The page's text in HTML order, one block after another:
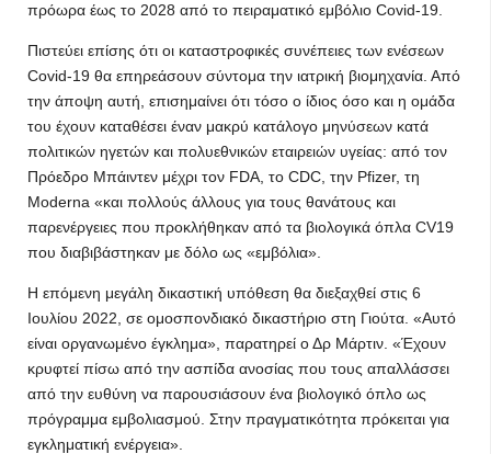
πρόωρα έως το 2028 από το πειραματικό εμβόλιο Covid-19.
Πιστεύει επίσης ότι οι καταστροφικές συνέπειες των ενέσεων
Covid-19 θα επηρεάσουν σύντομα την ιατρική βιομηχανία. Από
την άποψη αυτή, επισημαίνει ότι τόσο ο ίδιος όσο και η ομάδα
του έχουν καταθέσει έναν μακρύ κατάλογο μηνύσεων κατά
πολιτικών ηγετών και πολυεθνικών εταιρειών υγείας: από τον
Πρόεδρο Μπάιντεν μέχρι τον FDA, το CDC, την Pfizer, τη
Moderna «και πολλούς άλλους για τους θανάτους και
παρενέργειες που προκλήθηκαν από τα βιολογικά όπλα CV19
που διαβιβάστηκαν με δόλο ως «εμβόλια».
Η επόμενη μεγάλη δικαστική υπόθεση θα διεξαχθεί στις 6
Ιουλίου 2022, σε ομοσπονδιακό δικαστήριο στη Γιούτα. «Αυτό
είναι οργανωμένο έγκλημα», παρατηρεί ο Δρ Μάρτιν. «Έχουν
κρυφτεί πίσω από την ασπίδα ανοσίας που τους απαλλάσσει
από την ευθύνη να παρουσιάσουν ένα βιολογικό όπλο ως
πρόγραμμα εμβολιασμού. Στην πραγματικότητα πρόκειται για
εγκληματική ενέργεια».